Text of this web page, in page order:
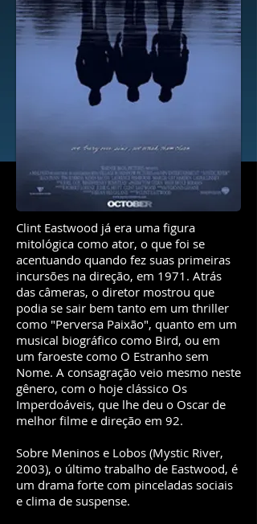
Clint Eastwood já era uma figura
mitológica como ator, o que foi se
acentuando quando fez suas primeiras
incursões na direção, em 1971. Atrás
das câmeras, o diretor mostrou que
podia se sair bem tanto em um thriller
como "Perversa Paixão", quanto em um
musical biográfico como Bird, ou em
um faroeste como O Estranho sem
Nome. A consagração veio mesmo neste
gênero, com o hoje clássico Os
Imperdoáveis, que lhe deu o Oscar de
melhor filme e direção em 92.
Sobre Meninos e Lobos (Mystic River,
2003), o último trabalho de Eastwood, é
um drama forte com pinceladas sociais
e clima de suspense.